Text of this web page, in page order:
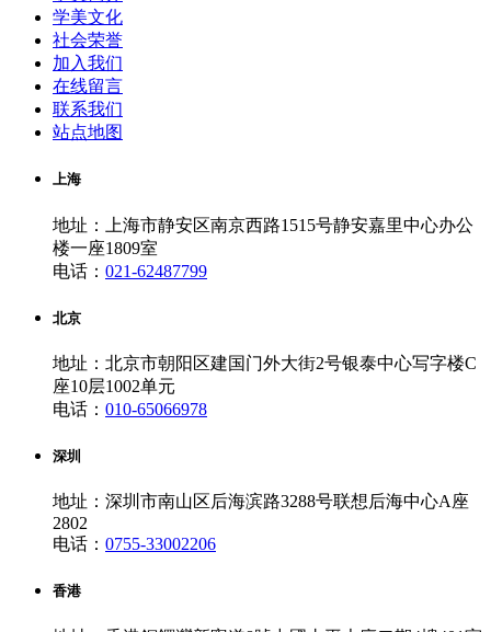
学美文化
社会荣誉
加入我们
在线留言
联系我们
站点地图
上海
地址：上海市静安区南京西路1515号静安嘉里中心办公
楼一座1809室
电话： 021-62487799
北京
地址：北京市朝阳区建国门外大街2号银泰中心写字楼C
座10层1002单元
电话： 010-65066978
深圳
地址：深圳市南山区后海滨路3288号联想后海中心A座
2802
电话： 0755-33002206
香港